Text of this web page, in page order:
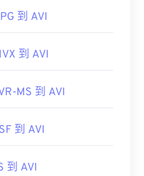
standards/mpeg-
到 AVI
到 AVI
MS 到 AVI
到 AVI
到 AVI